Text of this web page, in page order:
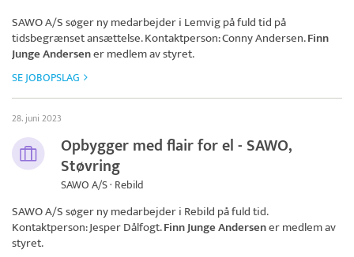
SAWO A/Ssøger ny medarbejder i Lemvig på fuld tid på
tidsbegrænset ansættelse. Kontaktperson: Conny Andersen.Finn
Junge Andersener medlem av styret.
SE JOBOPSLAG
28. juni 2023
Opbygger med flair for el - SAWO,
Støvring
SAWO A/S · Rebild
SAWO A/Ssøger ny medarbejder i Rebild på fuld tid.
Kontaktperson: Jesper Dålfogt.Finn Junge Andersener medlem av
styret.